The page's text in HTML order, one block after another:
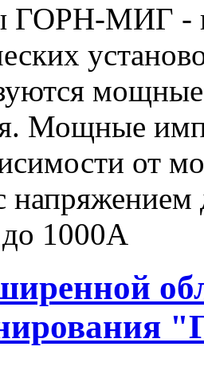
ГОРН-МИГ -
Мощные
от
1000А